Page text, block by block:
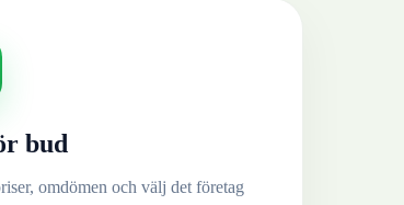
bud
omdömen och välj det företag